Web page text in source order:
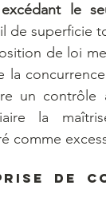
le
de superficie
de loi
la
un contrôle
la
comme
de